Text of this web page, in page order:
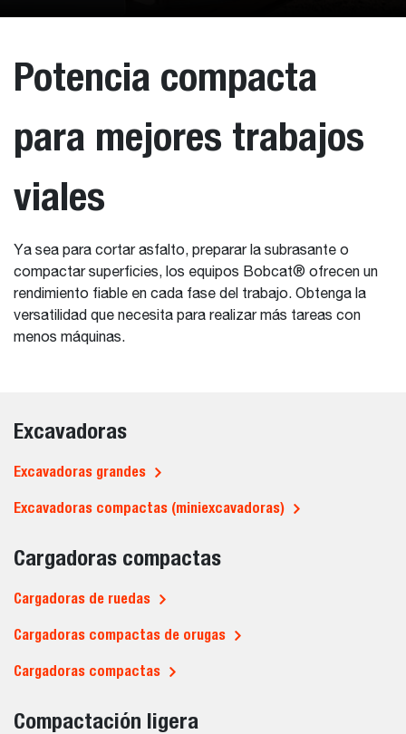
Potencia compacta
para mejores trabajos
viales
Ya sea para cortar asfalto, preparar la subrasante o
compactar superficies, los equipos Bobcat® ofrecen un
rendimiento fiable en cada fase del trabajo. Obtenga la
versatilidad que necesita para realizar más tareas con
menos máquinas.
Excavadoras
Excavadoras grandes
Excavadoras compactas (miniexcavadoras)
Cargadoras compactas
Cargadoras de ruedas
Cargadoras compactas de orugas
Cargadoras compactas
Compactación ligera